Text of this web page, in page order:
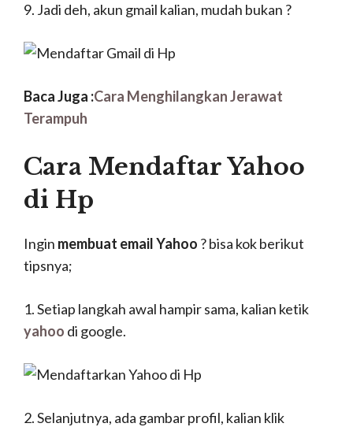
9. Jadi deh, akun gmail kalian, mudah bukan ?
Baca Juga :Cara Menghilangkan Jerawat
Terampuh
Cara Mendaftar Yahoo
di Hp
Ingin membuat email Yahoo ? bisa kok berikut
tipsnya;
1. Setiap langkah awal hampir sama, kalian ketik
yahoo di google.
2. Selanjutnya, ada gambar profil, kalian klik